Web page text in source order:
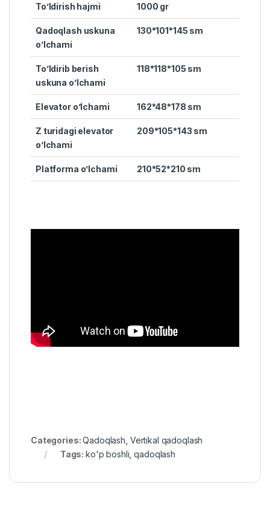
To’ldirish hajmi 1000 gr
Qadoqlash uskuna
o’lchami
130*101*145 sm
To’ldirib berish
uskuna o’lchami
118*118*105 sm
Elevator o’lchami 162*48*178 sm
Z turidagi elevator
o’lchami
209*105*143 sm
Platforma o’lchami 210*52*210 sm
Categories:Qadoqlash Vertikal qadoqlash
Tags:ko'p boshli ,qadoqlash